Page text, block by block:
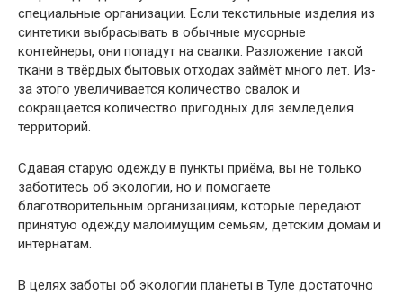
специальные организации. Если текстильные изделия из
синтетики выбрасывать в обычные мусорные
контейнеры, они попадут на свалки. Разложение такой
ткани в твёрдых бытовых отходах займёт много лет. Из-
за этого увеличивается количество свалок и
сокращается количество пригодных для земледелия
территорий.
Сдавая старую одежду в пункты приёма, вы не только
заботитесь об экологии, но и помогаете
благотворительным организациям, которые передают
принятую одежду малоимущим семьям, детским домам и
интернатам.
В целях заботы об экологии планеты в Туле достаточно